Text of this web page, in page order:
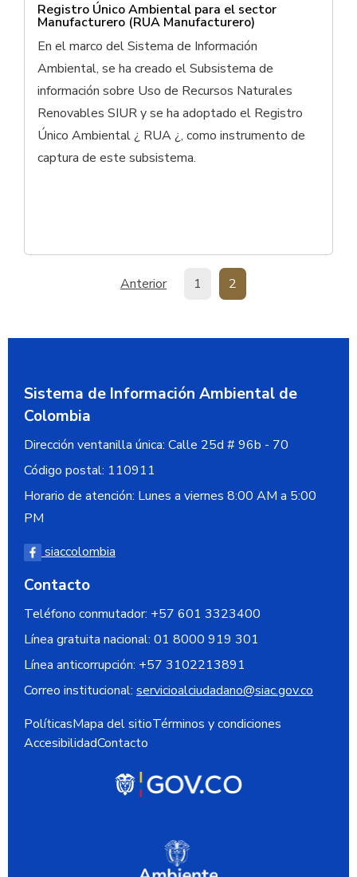
Registro Único Ambiental para el sector
Manufacturero (RUA Manufacturero)
En el marco del Sistema de Información
Ambiental, se ha creado el Subsistema de
información sobre Uso de Recursos Naturales
Renovables SIUR y se ha adoptado el Registro
Único Ambiental ¿ RUA ¿, como instrumento de
captura de este subsistema.
Página anterior
Anterior Página
1 Página
2
Sistema de Información Ambiental de
Colombia
Dirección ventanilla única: Calle 25d # 96b - 70
Código postal: 110911
Horario de atención: Lunes a viernes 8:00 AM a 5:00
PM
siaccolombia
Contacto
Teléfono conmutador: +57 601 3323400
Línea gratuita nacional: 01 8000 919 301
Línea anticorrupción: +57 3102213891
Correo institucional: servicioalciudadano@siac.gov.co
PolíticasMapa del sitioTérminos y condiciones
AccesibilidadContacto